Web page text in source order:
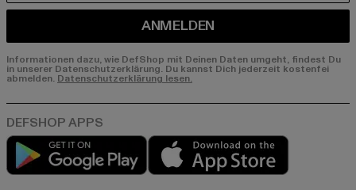
ANMELDEN
Informationen dazu, wie DefShop mit Deinen Daten umgeht, findest Du
in unserer Datenschutzerklärung. Du kannst Dich jederzeit kostenfei
abmelden. Datenschutzerklärung lesen.
Play market